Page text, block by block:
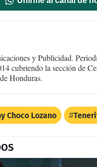
y Publicidad.
cubriendo la sección de
Honduras.
Choco Lozano